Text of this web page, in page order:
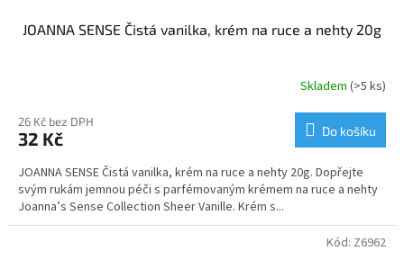
JOANNA SENSE Čistá vanilka, krém na ruce a nehty 20g
Skladem (>5 ks)
26 Kč bez DPH
32 Kč Do košíku
JOANNA SENSE Čistá vanilka, krém na ruce a nehty 20g. Dopřejte
svým rukám jemnou péči s parfémovaným krémem na ruce a nehty
Joanna’s Sense Collection Sheer Vanille. Krém s...
Kód: Z6962